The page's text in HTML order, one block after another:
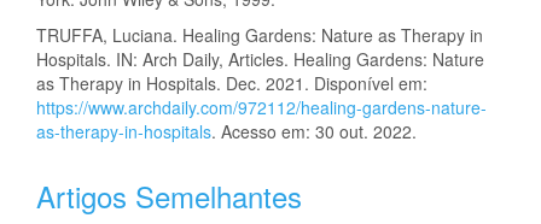
TRUFFA, Luciana. Healing Gardens: Nature as Therapy in
Hospitals. IN: Arch Daily, Articles. Healing Gardens: Nature
as Therapy in Hospitals. Dec. 2021. Disponível em:
https://www.archdaily.com/972112/healing-gardens-nature-
as-therapy-in-hospitals. Acesso em: 30 out. 2022.
Artigos Semelhantes